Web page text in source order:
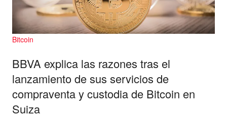
Bitcoin
BBVA explica las razones tras el
lanzamiento de sus servicios de
compraventa y custodia de Bitcoin en
Suiza